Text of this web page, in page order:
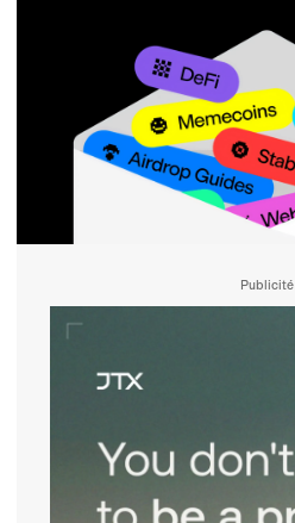
Publicité